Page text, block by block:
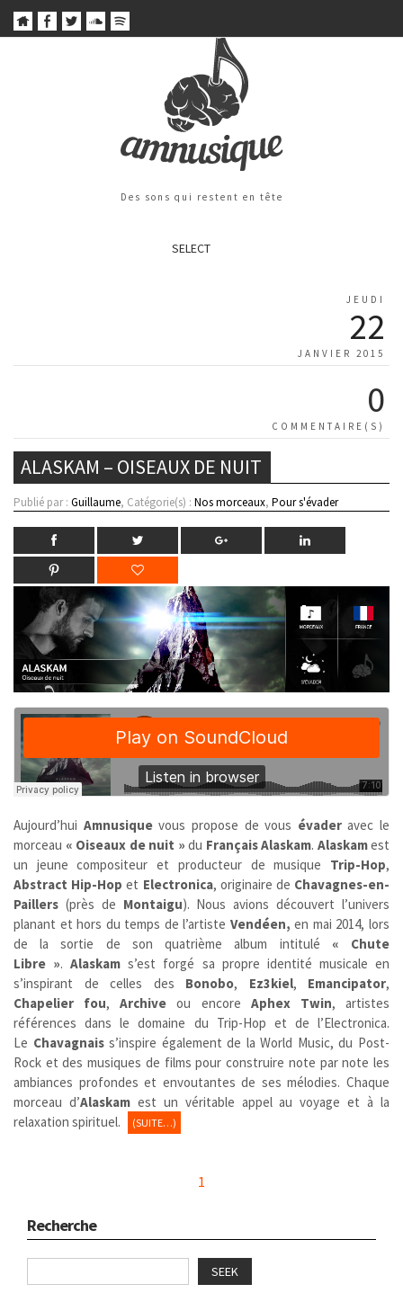
Des sons qui restent en tête
SELECT
JEUDI
22
JANVIER 2015
0
COMMENTAIRE(S)
ALASKAM – OISEAUX DE NUIT
Publié par : Guillaume, Catégorie(s) : Nos morceaux, Pour s'évader
Aujourd’hui Amnusiquevous propose de vous évaderavec le
morceau « Oiseaux de nuit » du FrançaisAlaskam. Alaskamest
un jeune compositeur et producteur de musique Trip-Hop,
Abstract Hip-Hop et Electronica, originaire de Chavagnes-en-
Paillers (près de Montaigu). Nous avions découvert l’univers
planant et hors du temps de l’artiste Vendéen, en mai 2014, lors
de la sortie de son quatrième album intitulé « Chute
Libre ».Alaskam s’est forgé sa propre identité musicale en
s’inspirant de celles des Bonobo, Ez3kiel, Emancipator,
Chapelier fou,Archive ou encore Aphex Twin, artistes
références dans le domaine du Trip-Hop et de l’Electronica.
Le Chavagnaiss’inspire également de la World Music, du Post-
Rock et des musiques de films pour construire note par note les
ambiances profondes et envoutantes de ses mélodies. Chaque
morceau d’Alaskamest un véritable appel au voyage et à la
relaxation spirituel.
(SUITE…)
1
Recherche
SEEK